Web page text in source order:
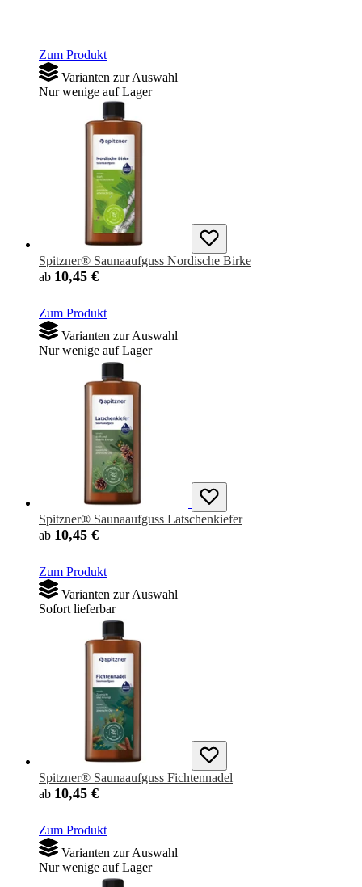
Zum Produkt
Varianten zur Auswahl
Nur wenige auf Lager
Spitzner® Saunaaufguss Nordische Birke
ab 10,45 €
Zum Produkt
Varianten zur Auswahl
Nur wenige auf Lager
Spitzner® Saunaaufguss Latschenkiefer
ab 10,45 €
Zum Produkt
Varianten zur Auswahl
Sofort lieferbar
Spitzner® Saunaaufguss Fichtennadel
ab 10,45 €
Zum Produkt
Varianten zur Auswahl
Nur wenige auf Lager